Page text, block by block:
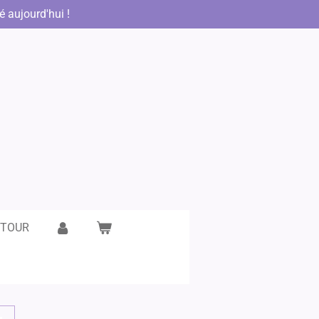
aujourd'hui !